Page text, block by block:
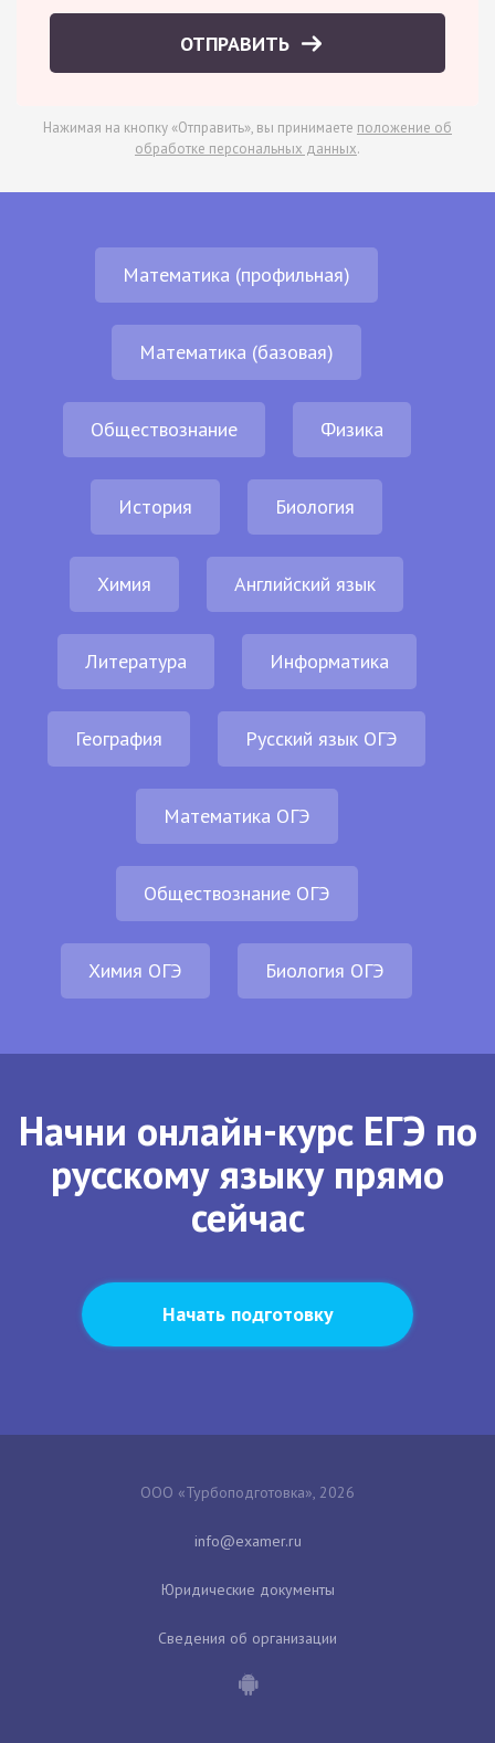
ОТПРАВИТЬ
Нажимая на кнопку «Отправить», вы принимаете положение об
обработке персональных данных.
Математика (профильная)
Математика (базовая)
Обществознание Физика
История Биология
Химия Английский язык
Литература Информатика
География Русский язык ОГЭ
Математика ОГЭ
Обществознание ОГЭ
Химия ОГЭ Биология ОГЭ
Начни онлайн-курс ЕГЭ по
русскому языку прямо
сейчас
Начать подготовку
ООО «Турбоподготовка», 2026
Юридические документы
Сведения об организации